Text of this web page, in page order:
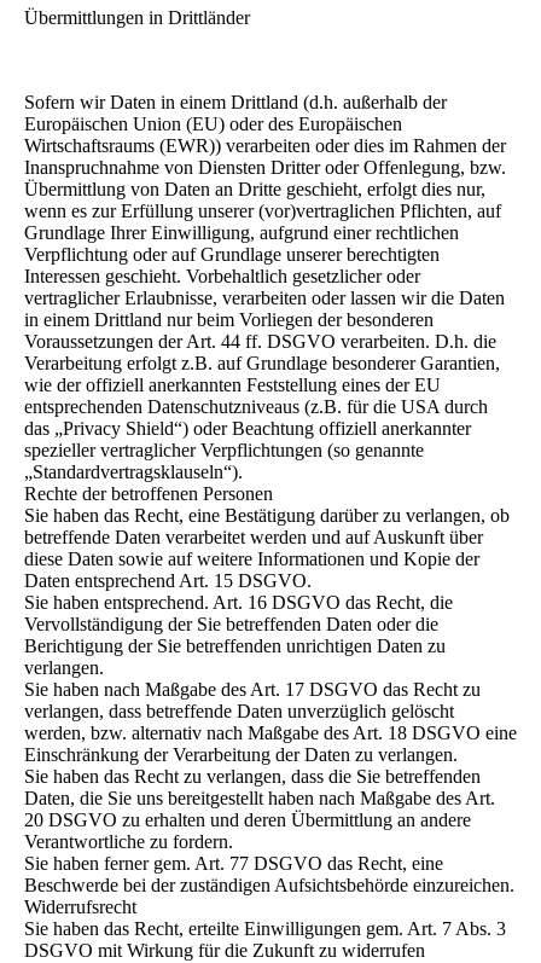
Übermittlungen in Drittländer
Sofern wir Daten in einem Drittland (d.h. außerhalb der
Europäischen Union (EU) oder des Europäischen
Wirtschaftsraums (EWR)) verarbeiten oder dies im Rahmen der
Inanspruchnahme von Diensten Dritter oder Offenlegung, bzw.
Übermittlung von Daten an Dritte geschieht, erfolgt dies nur,
wenn es zur Erfüllung unserer (vor)vertraglichen Pflichten, auf
Grundlage Ihrer Einwilligung, aufgrund einer rechtlichen
Verpflichtung oder auf Grundlage unserer berechtigten
Interessen geschieht. Vorbehaltlich gesetzlicher oder
vertraglicher Erlaubnisse, verarbeiten oder lassen wir die Daten
in einem Drittland nur beim Vorliegen der besonderen
Voraussetzungen der Art. 44 ff. DSGVO verarbeiten. D.h. die
Verarbeitung erfolgt z.B. auf Grundlage besonderer Garantien,
wie der offiziell anerkannten Feststellung eines der EU
entsprechenden Datenschutzniveaus (z.B. für die USA durch
das „Privacy Shield“) oder Beachtung offiziell anerkannter
spezieller vertraglicher Verpflichtungen (so genannte
„Standardvertragsklauseln“).
Rechte der betroffenen Personen
Sie haben das Recht, eine Bestätigung darüber zu verlangen, ob
betreffende Daten verarbeitet werden und auf Auskunft über
diese Daten sowie auf weitere Informationen und Kopie der
Daten entsprechend Art. 15 DSGVO.
Sie haben entsprechend. Art. 16 DSGVO das Recht, die
Vervollständigung der Sie betreffenden Daten oder die
Berichtigung der Sie betreffenden unrichtigen Daten zu
verlangen.
Sie haben nach Maßgabe des Art. 17 DSGVO das Recht zu
verlangen, dass betreffende Daten unverzüglich gelöscht
werden, bzw. alternativ nach Maßgabe des Art. 18 DSGVO eine
Einschränkung der Verarbeitung der Daten zu verlangen.
Sie haben das Recht zu verlangen, dass die Sie betreffenden
Daten, die Sie uns bereitgestellt haben nach Maßgabe des Art.
20 DSGVO zu erhalten und deren Übermittlung an andere
Verantwortliche zu fordern.
Sie haben ferner gem. Art. 77 DSGVO das Recht, eine
Beschwerde bei der zuständigen Aufsichtsbehörde einzureichen.
Widerrufsrecht
Sie haben das Recht, erteilte Einwilligungen gem. Art. 7 Abs. 3
DSGVO mit Wirkung für die Zukunft zu widerrufen